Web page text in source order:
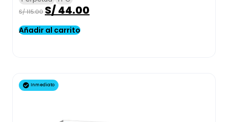
S/115.00 S/44.00
Añadir al carrito
Inmediato